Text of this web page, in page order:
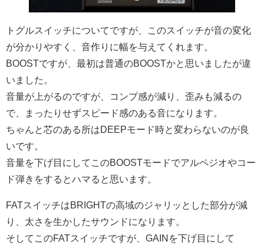
トグルスイッチについてですが、このスイッチが音の変化
が分かりやすく、音作りに幅を与えてくれます。
BOOSTですが、最初は普通のBOOSTかと思いましたが違
いました。
音量が上がるのですが、コンプ感が減り、歪みも減るの
で、まったりせずスピード感のある音になります。
ちゃんと芯のある所はDEEPモード時と変わらないのが良
いです。
音量を下げ目にしてこのBOOSTモードでアルペジオやコー
ド弾きをするとハマると思います。
FATスイッチはBRIGHTの高域のジャリッとした部分が減
り、太さを生かしたサウンドになります。
そしてこのFATスイッチですが、GAINを下げ目にして